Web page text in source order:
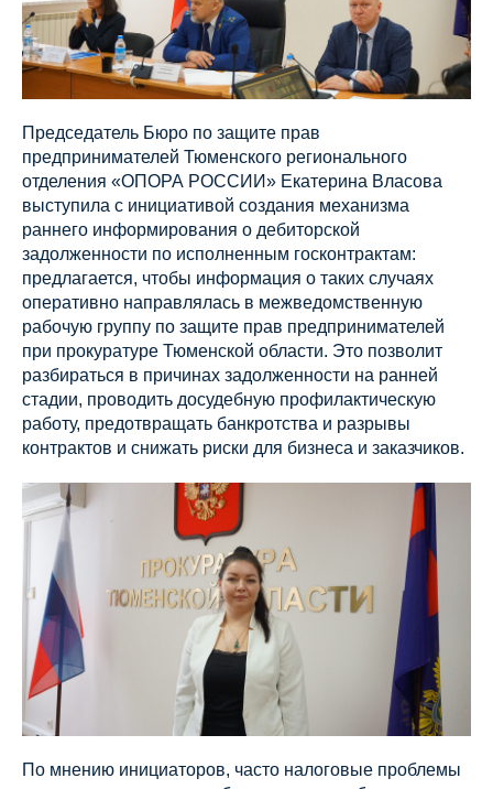
Председатель Бюро по защите прав
предпринимателей Тюменского регионального
отделения «ОПОРА РОССИИ» Екатерина Власова
выступила с инициативой создания механизма
раннего информирования о дебиторской
задолженности по исполненным госконтрактам:
предлагается, чтобы информация о таких случаях
оперативно направлялась в межведомственную
рабочую группу по защите прав предпринимателей
при прокуратуре Тюменской области. Это позволит
разбираться в причинах задолженности на ранней
стадии, проводить досудебную профилактическую
работу, предотвращать банкротства и разрывы
контрактов и снижать риски для бизнеса и заказчиков.
По мнению инициаторов, часто налоговые проблемы